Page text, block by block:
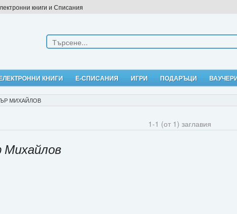
книги и Списания
КНИГИ Е-СПИСАНИЯ ИГРИ ПОДАРЪЦИ
МИХАЙЛОВ
1-1 (от 1) заглавия